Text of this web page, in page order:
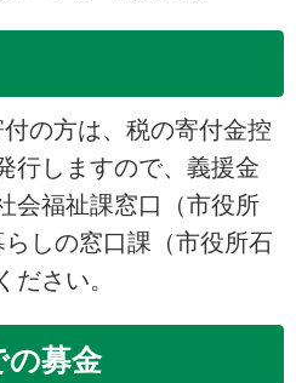
の方は、税の寄付金控
行しますので、義援金
会福祉課窓口（市役所
しの窓口課（市役所石
ださい。
の募金